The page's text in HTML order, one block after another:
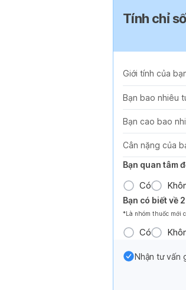
Tính chỉ
Giới tính của
Bạn bao nhiêu
Bạn cao bao
Cân nặng của
Bạn quan tâm
Có
Bạn có biết về
*Là nhóm thuốc mới
Có
Nhận tư vấn